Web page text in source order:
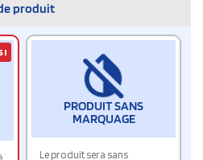
produit
PRODUIT SANS
MARQUAGE
Le produit sera sans